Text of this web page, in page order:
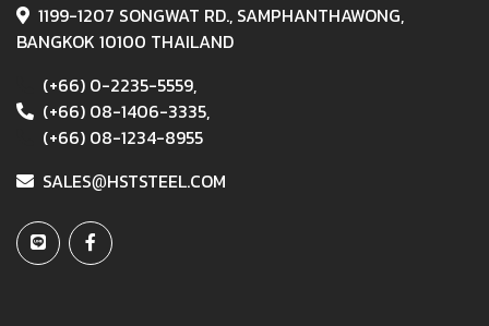
1199-1207 SONGWAT RD., SAMPHANTHAWONG,
BANGKOK 10100 THAILAND
(+66) 0-2235-5559,
(+66) 08-1406-3335,
(+66) 08-1234-8955
SALES@HSTSTEEL.COM